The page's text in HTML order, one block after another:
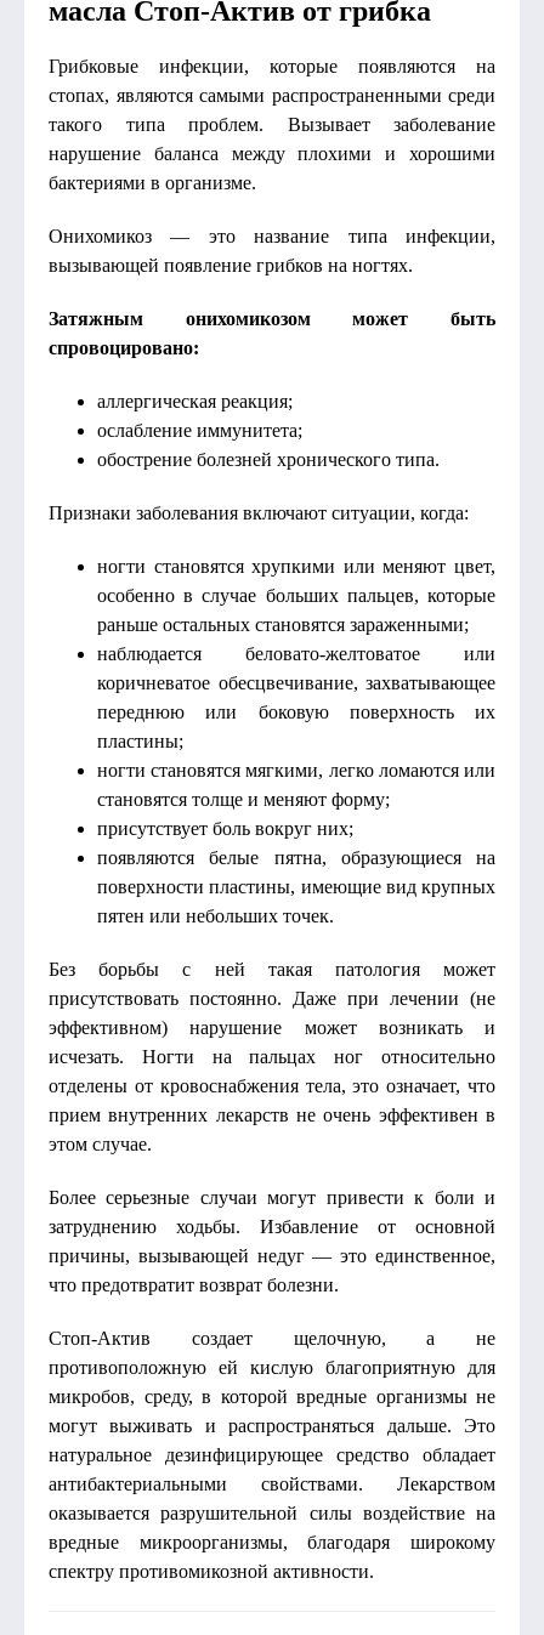
масла Стоп-Актив от грибка
Грибковые инфекции, которые появляются на
стопах, являются самыми распространенными среди
такого типа проблем. Вызывает заболевание
нарушение баланса между плохими и хорошими
бактериями в организме.
Онихомикоз — это название типа инфекции,
вызывающей появление грибков на ногтях.
Затяжным онихомикозом может быть
спровоцировано:
аллергическая реакция;
ослабление иммунитета;
обострение болезней хронического типа.
Признаки заболевания включают ситуации, когда:
ногти становятся хрупкими или меняют цвет,
особенно в случае больших пальцев, которые
раньше остальных становятся зараженными;
наблюдается беловато-желтоватое или
коричневатое обесцвечивание, захватывающее
переднюю или боковую поверхность их
пластины;
ногти становятся мягкими, легко ломаются или
становятся толще и меняют форму;
присутствует боль вокруг них;
появляются белые пятна, образующиеся на
поверхности пластины, имеющие вид крупных
пятен или небольших точек.
Без борьбы с ней такая патология может
присутствовать постоянно. Даже при лечении (не
эффективном) нарушение может возникать и
исчезать. Ногти на пальцах ног относительно
отделены от кровоснабжения тела, это означает, что
прием внутренних лекарств не очень эффективен в
этом случае.
Более серьезные случаи могут привести к боли и
затруднению ходьбы. Избавление от основной
причины, вызывающей недуг — это единственное,
что предотвратит возврат болезни.
Стоп-Актив создает щелочную, а не
противоположную ей кислую благоприятную для
микробов, среду, в которой вредные организмы не
могут выживать и распространяться дальше. Это
натуральное дезинфицирующее средство обладает
антибактериальными свойствами. Лекарством
оказывается разрушительной силы воздействие на
вредные микроорганизмы, благодаря широкому
спектру противомикозной активности.